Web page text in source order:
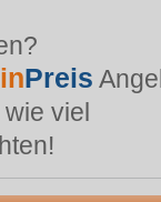
Preis
viel